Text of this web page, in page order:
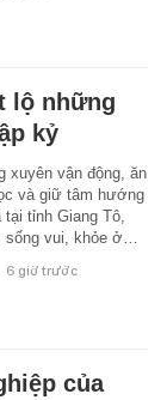
lộ những
kỷ
xuyên vận động, ăn
và giữ tâm hướng
tại tỉnh Giang Tô,
sống vui, khỏe ở…
6 giờ trước
của